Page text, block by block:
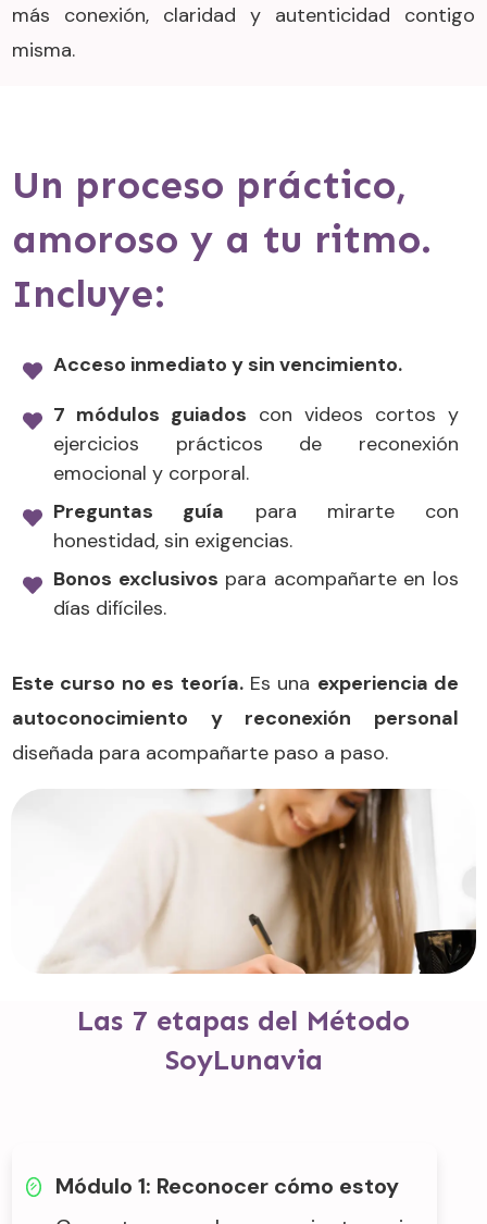
más conexión, claridad y autenticidad contigo
misma.
Un proceso práctico,
amoroso y a tu ritmo.
Incluye:
Acceso inmediato y sin vencimiento.
7 módulos guiados con videos cortos y
ejercicios prácticos de reconexión
emocional y corporal.
Preguntas guía para mirarte con
honestidad, sin exigencias.
Bonos exclusivos para acompañarte en los
días difíciles.
Este curso no es teoría.Es una experiencia de
autoconocimiento y reconexión personal
diseñada para acompañarte paso a paso.
Las 7 etapas del Método
SoyLunavia
Módulo 1: Reconocer cómo estoy